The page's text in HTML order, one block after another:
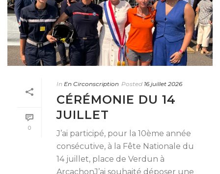
0
In En Circonscription Posted 16 juillet 2026
CÉRÉMONIE DU 14
JUILLET
J’ai participé, pour la 10ème année
consécutive, à la Fête Nationale du
14 juillet, place de Verdun à
ArcachonJ’ai souhaité déposer une